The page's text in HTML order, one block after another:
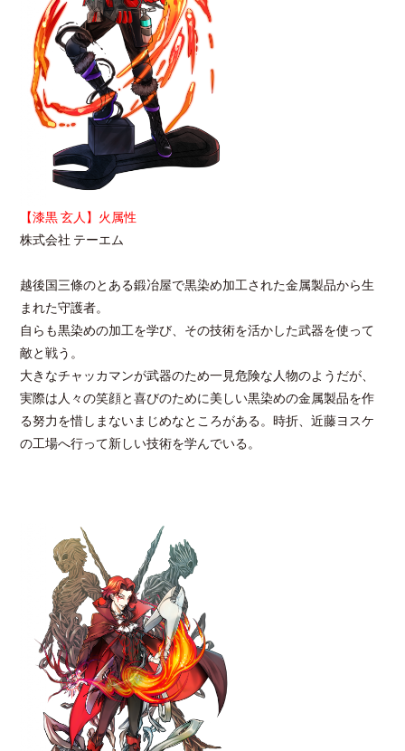
【漆黒 玄人】火属性
株式会社 テーエム
越後国三條のとある鍛冶屋で黒染め加工された金属製品から生
まれた守護者。
自らも黒染めの加工を学び、その技術を活かした武器を使って
敵と戦う。
大きなチャッカマンが武器のため一見危険な人物のようだが、
実際は人々の笑顔と喜びのために美しい黒染めの金属製品を作
る努力を惜しまないまじめなところがある。時折、近藤ヨスケ
の工場へ行って新しい技術を学んでいる。